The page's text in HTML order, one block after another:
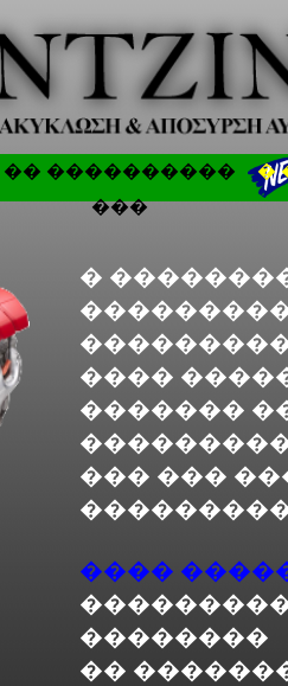
�� ����������
���
�
�
����
�������
��� ���
����
��������
��